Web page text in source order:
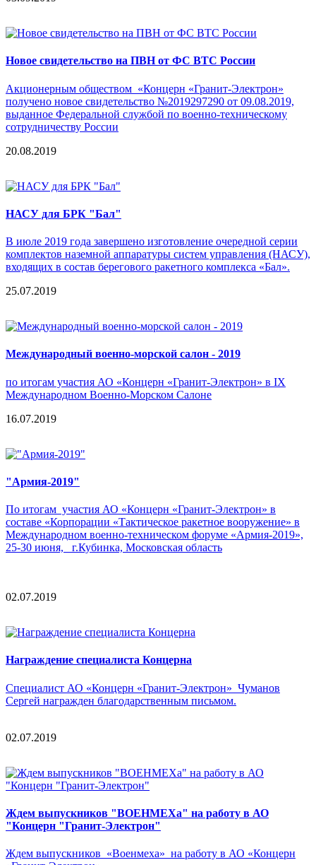
Новое свидетельство на ПВН от ФС ВТС России
Акционерным обществом «Концерн «Гранит-Электрон»
получено новое свидетельство №2019297290 от 09.08.2019,
выданное Федеральной службой по военно-техническому
сотрудничеству России
20.08.2019
НАСУ для БРК "Бал"
В июле 2019 года завершено изготовление очередной серии
комплектов наземной аппаратуры систем управления (НАСУ),
входящих в состав берегового ракетного комплекса «Бал».
25.07.2019
Международный военно-морской салон - 2019
по итогам участия АО «Концерн «Гранит-Электрон» в IX
Международном Военно-Морском Салоне
16.07.2019
"Армия-2019"
По итогам участия АО «Концерн «Гранит-Электрон» в
составе «Корпорации «Тактическое ракетное вооружение» в
Международном военно-техническом форуме «Армия-2019»,
25-30 июня, г.Кубинка, Московская область
02.07.2019
Награждение специалиста Концерна
Специалист АО «Концерн «Гранит-Электрон» Чуманов
Сергей награжден благодарственным письмом.
02.07.2019
Ждем выпускников "ВОЕНМЕХа" на работу в АО
"Концерн "Гранит-Электрон"
Ждем выпускников «Военмеха» на работу в АО «Концерн